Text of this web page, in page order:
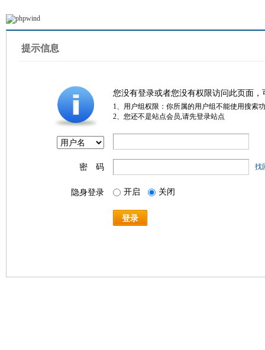
提示信息
您没有登录或者您没有权限访问此页面
1、用户组权限：你所属的用户组不能使用搜索
2、您还不是站点会员,请先登录站点
密 码 找
隐身登录 开启 关闭
登录